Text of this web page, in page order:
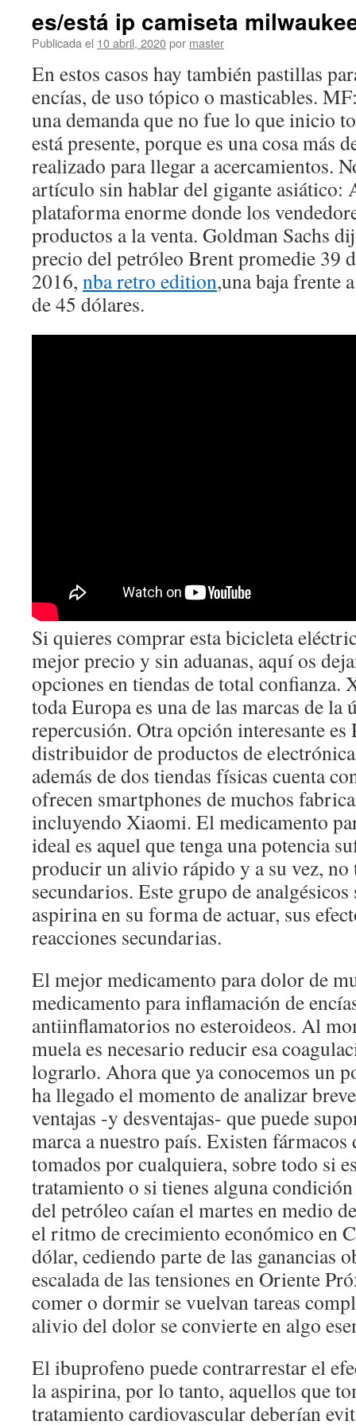
es/está ip camiseta
Publicada el 10 abril, 2020por master
En estos casos hay también pastillas
encías, de uso tópico o masticables.
una demanda que no fue lo que inicio
está presente, porque es una cosa más
realizado para llegar a acercamientos.
artículo sin hablar del gigante asiático:
plataforma enorme donde los
productos a la venta. Goldman Sachs
precio del petróleo Brent promedie 39
2016, nba retro edition,una baja frente
de 45 dólares.
Si quieres comprar esta bicicleta
mejor precio y sin aduanas, aquí os
opciones en tiendas de total confianza.
toda Europa es una de las marcas de la
repercusión. Otra opción interesante es
distribuidor de productos de
además de dos tiendas físicas cuenta
ofrecen smartphones de muchos
incluyendo Xiaomi. El medicamento
ideal es aquel que tenga una potencia
producir un alivio rápido y a su vez, no
secundarios. Este grupo de
aspirina en su forma de actuar, sus
reacciones secundarias.
El mejor medicamento para dolor de
medicamento para inflamación de
antiinflamatorios no esteroideos. Al
muela es necesario reducir esa
lograrlo. Ahora que ya conocemos un
ha llegado el momento de analizar
ventajas -y desventajas- que puede
marca a nuestro país. Existen fármacos
tomados por cualquiera, sobre todo si
tratamiento o si tienes alguna
del petróleo caían el martes en medio
el ritmo de crecimiento económico en
dólar, cediendo parte de las ganancias
escalada de las tensiones en Oriente
comer o dormir se vuelvan tareas
alivio del dolor se convierte en algo
El ibuprofeno puede contrarrestar el
la aspirina, por lo tanto, aquellos que
tratamiento cardiovascular deberían